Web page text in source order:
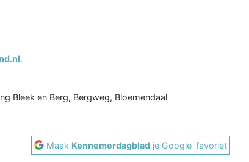
.
Bleek en Berg, Bergweg, Bloemendaal
Maak Kennemerdagblad je Google-favoriet